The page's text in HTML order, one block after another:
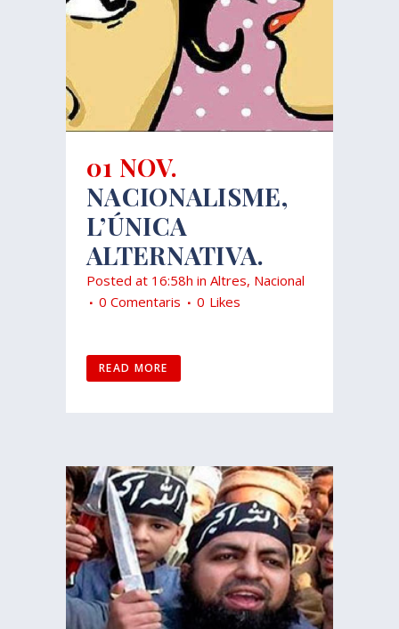
01 NOV.
NACIONALISME,
L’ÚNICA
ALTERNATIVA.
Posted at 16:58h in Altres, Nacional
0 Comentaris
0 Likes
READ MORE